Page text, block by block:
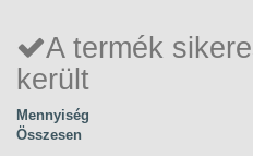
A termék
került
Mennyiség
Összesen